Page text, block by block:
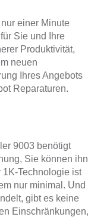
einer Minute
Sie und Ihre
Produktivität,
neuen
Ihres Angebots
Reparaturen.
9003 benötigt
Sie können ihn
Technologie ist
nur minimal. Und
gibt es keine
Einschränkungen,